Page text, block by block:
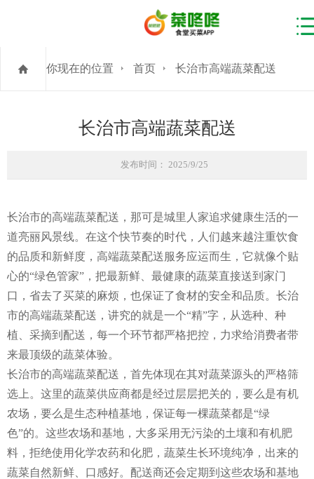
你现在的位置 首页 长治市高端蔬菜配送
长治市高端蔬菜配送
发布时间： 2025/9/25
长治市的高端蔬菜配送，那可是城里人家追求健康生活的一
道亮丽风景线。在这个快节奏的时代，人们越来越注重饮食
的品质和新鲜度，高端蔬菜配送服务应运而生，它就像个贴
心的“绿色管家”，把最新鲜、最健康的蔬菜直接送到家门
口，省去了买菜的麻烦，也保证了食材的安全和品质。长治
市的高端蔬菜配送，讲究的就是一个“精”字，从选种、种
植、采摘到配送，每一个环节都严格把控，力求给消费者带
来最顶级的蔬菜体验。
长治市的高端蔬菜配送，首先体现在其对蔬菜源头的严格筛
选上。这里的蔬菜供应商都是经过层层把关的，要么是有机
农场，要么是生态种植基地，保证每一棵蔬菜都是“绿
色”的。这些农场和基地，大多采用无污染的土壤和有机肥
料，拒绝使用化学农药和化肥，蔬菜生长环境纯净，出来的
蔬菜自然新鲜、口感好。配送商还会定期到这些农场和基地